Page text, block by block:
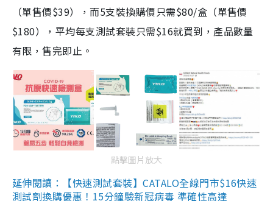
（單售價$39），而5支裝換購價只需$80/盒（單售價
$180），平均每支測試套裝只需$16就買到，產品數量
有限，售完即止。
點擊圖片放大
延伸閱讀：【快速測試套裝】CATALO全線門市$16快速
測試劑換購優惠！15分鐘驗新冠病毒 準確性高達